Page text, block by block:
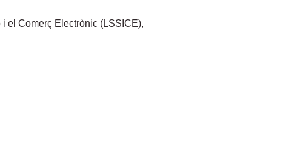
el Comerç Electrònic (LSSICE),